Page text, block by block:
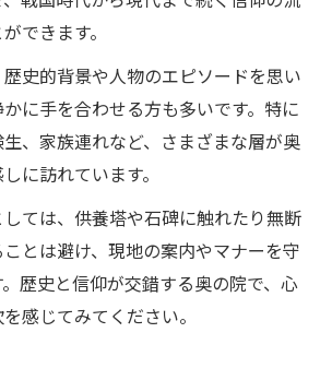
できます。
史的背景や人物のエピソードを思い
に手を合わせる方も多いです。特に
、家族連れなど、さまざまな層が奥
に訪れています。
ては、供養塔や石碑に触れたり無断
とは避け、現地の案内やマナーを守
歴史と信仰が交錯する奥の院で、心
感じてみてください。